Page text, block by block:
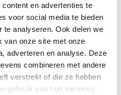
en advertenties te
voor social media te bieden
te analyseren. Ook delen we
van onze site met onze
adverteren en analyse. Deze
combineren met andere
verstrekt of die ze hebben
gebruik van hun services.
u de mogelijkheden voor uw
in de subsidieregeling Nij
regelingen.
en een heldere offerte
waar u aan toe bent.